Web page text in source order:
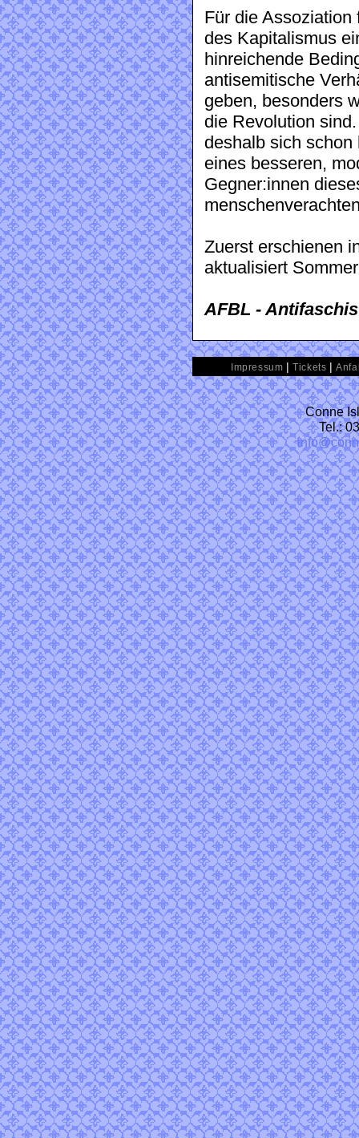
Für die
des Kapitalismus
hinreichende
antisemitische
geben, besonders
die Revolution
deshalb sich schon
eines besseren,
Gegner:innen
Zuerst erschienen
aktualisiert
AFBL -
Impressum |Tickets |
Conne
Tel.: